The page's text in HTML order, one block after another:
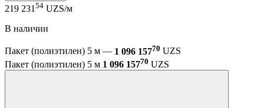
219 231 54 UZS/м
В наличии
Пакет (полиэтилен) 5 м — 1 096 15770 UZS
Пакет (полиэтилен) 5 м 1 096 15770 UZS